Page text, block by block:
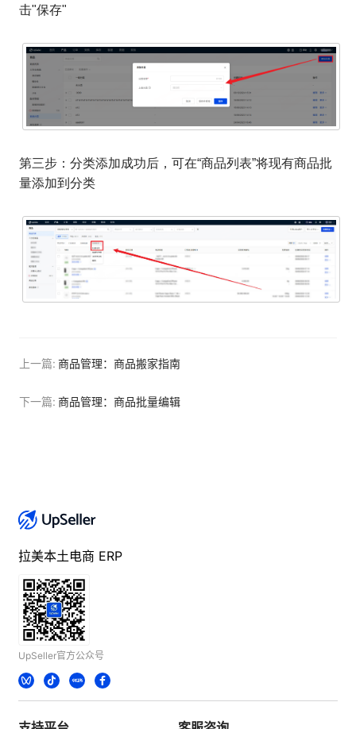
击"保存"
第三步：分类添加成功后，可在“商品列表”将现有商品批
量添加到分类
上一篇: 商品管理：商品搬家指南
下一篇: 商品管理：商品批量编辑
拉美本土电商 ERP
UpSeller官方公众号